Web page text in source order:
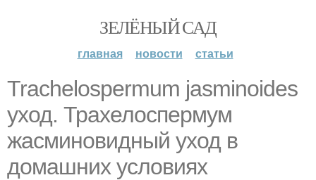
ЗЕЛЁНЫЙ САД
главная новости статьи
Trachelospermum jasminoides
уход. Трахелоспермум
жасминовидный уход в
домашних условиях